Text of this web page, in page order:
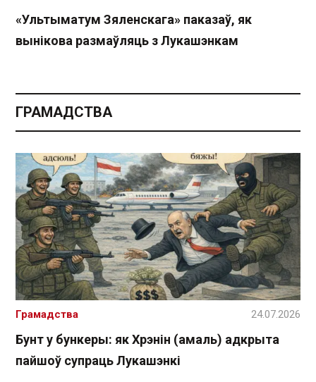
«Ультыматум Зяленскага» паказаў, як
вынікова размаўляць з Лукашэнкам
ГРАМАДСТВА
Бунт у бункеры: як Хрэнін (амаль) адкрыта
пайшоў супраць Лукашэнкі
Грамадства 24.07.2026